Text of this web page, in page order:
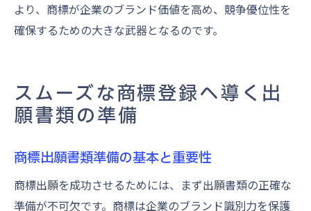
より、商標が企業のブランド価値を高め、競争優位性を
確保するための大きな武器となるのです。
スムーズな商標登録へ導く出
願書類の準備
商標出願書類準備の基本と重要性
商標出願を成功させるためには、まず出願書類の正確な
準備が不可欠です。商標は企業のブランド識別力を保護